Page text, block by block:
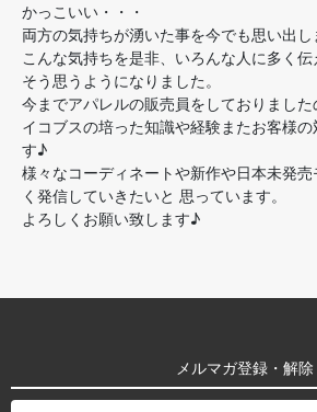
かっこいい・・・
両方の気持ちが湧いた事を今でも思い出し
こんな気持ちを是非、いろんな人に多く伝
そう思うようになりました。
今までアパレルの販売員をしておりました
イコブスの培った知識や経験またお客様
す♪
様々なコーディネートや新作や日本未発
く発信していきたいと 思っています。
よろしくお願い致します♪
メルマガ登録・解除